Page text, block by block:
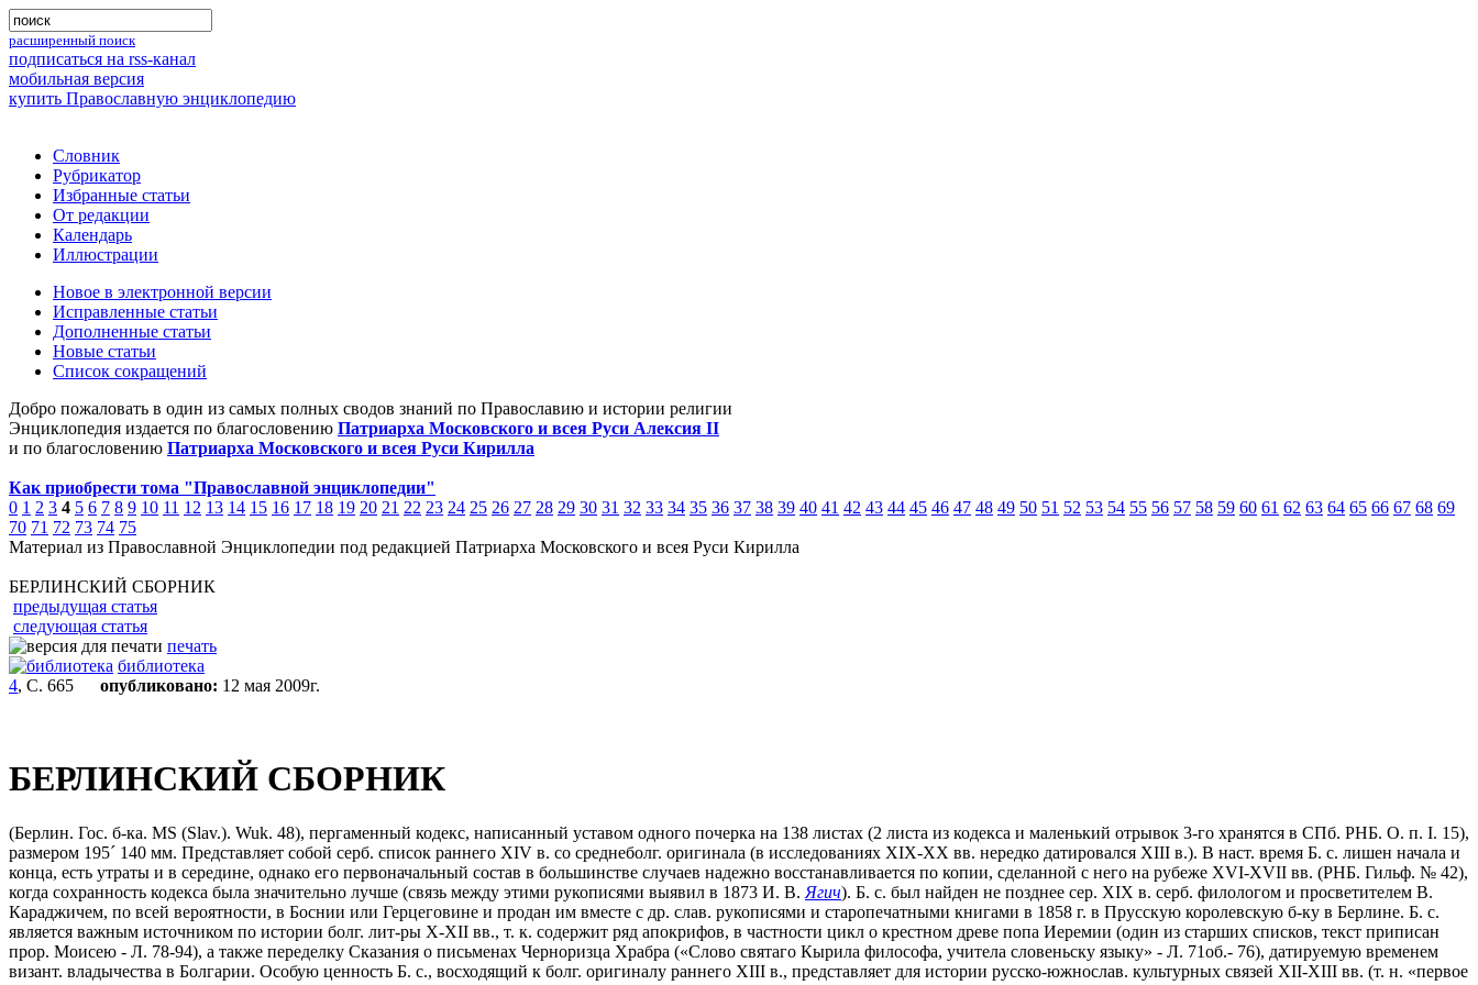
расширенный поиск
подписаться на rss-канал
мобильная версия
купить Православную энциклопедию
Словник
Рубрикатор
Избранные статьи
От редакции
Календарь
Иллюстрации
Новое в электронной версии
Исправленные статьи
Дополненные статьи
Новые статьи
Список сокращений
Добро пожаловать в один из самых полных сводов знаний по Православию и истории религии
Энциклопедия издается по благословению Патриарха Московского и всея Руси Алексия II
и по благословению Патриарха Московского и всея Руси Кирилла
Как приобрести тома "Православной энциклопедии"
0 1 2 3 4 5 6 7 8 9 10 11 12 13 14 15 16 17 18 19 20 21 22 23 24 25 26 27 28 29 30 31 32 33 34 35 36 37 38 39 40 41 42 43 44 45 46 47 48 49 50 51 52 53 54 55 56 57 58 59 60 61 62 63 64 65 66 67 68 69
70 71 72 73 74 75
Материал из Православной Энциклопедии под редакцией Патриарха Московского и всея Руси Кирилла
БЕРЛИНСКИЙ СБОРНИК
предыдущая статья
следующая статья
печать
библиотека
4, С. 665 опубликовано: 12 мая 2009г.
БЕРЛИНСКИЙ СБОРНИК
(Берлин. Гос. б-ка. MS (Slav.). Wuk. 48), пергаменный кодекс, написанный уставом одного почерка на 138 листах (2 листа из кодекса и маленький отрывок 3-го хранятся в СПб. РНБ. О. п. I. 15),
размером 195´ 140 мм. Представляет собой серб. список раннего XIV в. со среднеболг. оригинала (в исследованиях XIX-XX вв. нередко датировался XIII в.). В наст. время Б. с. лишен начала и
конца, есть утраты и в середине, однако его первоначальный состав в большинстве случаев надежно восстанавливается по копии, сделанной с него на рубеже XVI-XVII вв. (РНБ. Гильф. № 42),
когда сохранность кодекса была значительно лучше (связь между этими рукописями выявил в 1873 И. В. Ягич). Б. с. был найден не позднее сер. XIX в. серб. филологом и просветителем В.
Караджичем, по всей вероятности, в Боснии или Герцеговине и продан им вместе с др. слав. рукописями и старопечатными книгами в 1858 г. в Прусскую королевскую б-ку в Берлине. Б. с.
является важным источником по истории болг. лит-ры X-XII вв., т. к. содержит ряд апокрифов, в частности цикл о крестном древе попа Иеремии (один из старших списков, текст приписан
прор. Моисею - Л. 78-94), а также переделку Сказания о письменах Черноризца Храбра («Слово святаго Кырила философа, учитела словеньску языку» - Л. 71об.- 76), датируемую временем
визант. владычества в Болгарии. Особую ценность Б. с., восходящий к болг. оригиналу раннего XIII в., представляет для истории русско-южнослав. культурных связей XII-XIII вв. (т. н. «первое